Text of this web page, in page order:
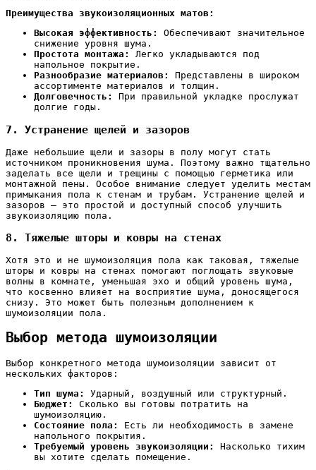
Преимущества звукоизоляционных матов:
Высокая эффективность:
Обеспечивают значительное
снижение уровня шума.
Простота монтажа:
Легко укладываются под
напольное покрытие.
Разнообразие материалов:
Представлены в широком
ассортименте материалов и толщин.
Долговечность:
При правильной укладке прослужат
долгие годы.
7. Устранение щелей и зазоров
Даже небольшие щели и зазоры в полу могут стать
источником проникновения шума. Поэтому важно тщательно
заделать все щели и трещины с помощью герметика или
монтажной пены. Особое внимание следует уделить местам
примыкания пола к стенам и трубам. Устранение щелей и
зазоров – это простой и доступный способ улучшить
звукоизоляцию пола.
8. Тяжелые шторы и ковры на стенах
Хотя это и не шумоизоляция пола как таковая, тяжелые
шторы и ковры на стенах помогают поглощать звуковые
волны в комнате, уменьшая эхо и общий уровень шума,
что косвенно влияет на восприятие шума, доносящегося
снизу. Это может быть полезным дополнением к
шумоизоляции пола.
Выбор метода шумоизоляции
Выбор конкретного метода шумоизоляции зависит от
нескольких факторов:
Тип шума:
Ударный, воздушный или структурный.
Бюджет:
Сколько вы готовы потратить на
шумоизоляцию.
Состояние пола:
Есть ли необходимость в замене
напольного покрытия.
Требуемый уровень звукоизоляции:
Насколько тихим
вы хотите сделать помещение.